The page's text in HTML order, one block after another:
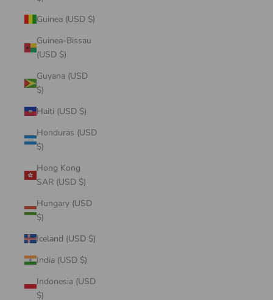
Guinea (USD $)
Guinea-Bissau
(USD $)
Guyana (USD
$)
Haiti (USD $)
Honduras (USD
$)
Hong Kong
SAR (USD $)
Hungary (USD
$)
Iceland (USD $)
India (USD $)
Indonesia (USD
$)